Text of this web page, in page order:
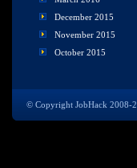
December 2015
November 2015
October 2015
© Copyright JobHack 2008-